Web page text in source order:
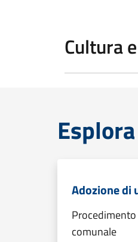
Cultura
Adozione di
comunale